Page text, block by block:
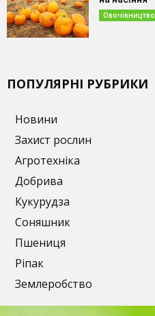
Овочівництво
ПОПУЛЯРНІ РУБРИКИ
Новини
Захист рослин
Агротехніка
Добрива
Кукурудза
Соняшник
Пшениця
Ріпак
Землеробство